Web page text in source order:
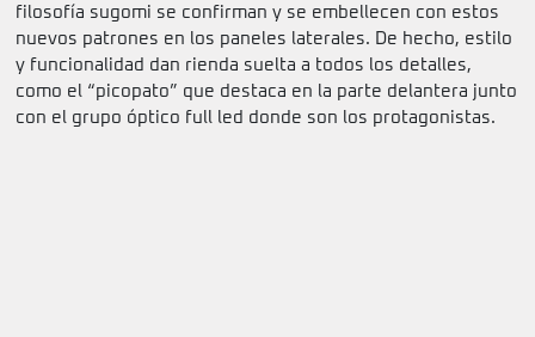
filosofía sugomi se confirman y se embellecen con estos
nuevos patrones en los paneles laterales. De hecho, estilo
y funcionalidad dan rienda suelta a todos los detalles,
como el “picopato” que destaca en la parte delantera junto
con el grupo óptico full led donde son los protagonistas.